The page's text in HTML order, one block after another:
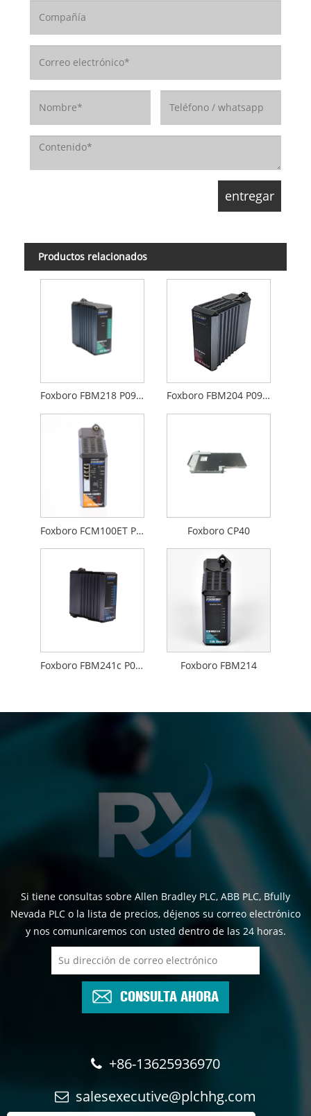
Productos relacionados
Foxboro FBM218 P0922VW Foxboro FBM204 P0914SY
Foxboro FCM100ET P0926GS Foxboro CP40
Foxboro FBM241c P0914WM Foxboro FBM214
Si tiene consultas sobre Allen Bradley PLC, ABB PLC, Bfully
Nevada PLC o la lista de precios, déjenos su correo electrónico
y nos comunicaremos con usted dentro de las 24 horas.
CONSULTA AHORA
+86-13625936970
salesexecutive@plchhg.com